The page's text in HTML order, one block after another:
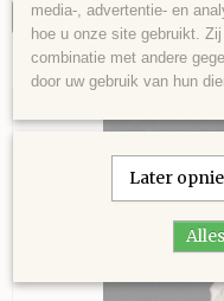
IN WINKELWAGEN
media-, advertentie- en
hoe u onze site gebruikt.
combinatie met andere
door uw gebruik van hun
Later